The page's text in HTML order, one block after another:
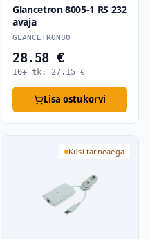
Glancetron 8005-1 RS 232
avaja
GLANCETRON80
28.58 €
10+ tk: 27.15 €
Lisa ostukorvi
Küsi tarneaega